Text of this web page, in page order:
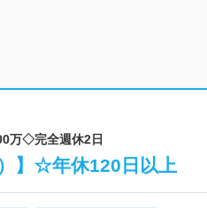
万◇完全週休2日
】☆年休120日以上